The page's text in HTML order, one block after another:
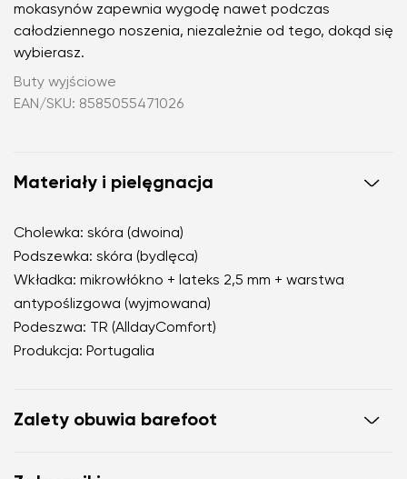
mokasynów zapewnia wygodę nawet podczas
całodziennego noszenia, niezależnie od tego, dokąd się
wybierasz.
Buty wyjściowe
EAN/SKU: 8585055471026
Materiały i pielęgnacja
Cholewka: skóra (dwoina)
Podszewka: skóra (bydlęca)
Wkładka: mikrowłókno + lateks 2,5 mm + warstwa
antypoślizgowa (wyjmowana)
Podeszwa: TR (AlldayComfort)
Produkcja: Portugalia
Zalety obuwia barefoot